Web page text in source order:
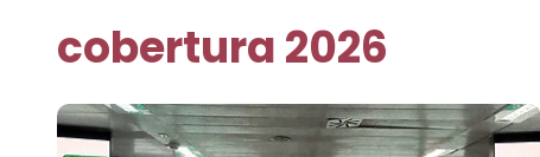
cobertura 2026